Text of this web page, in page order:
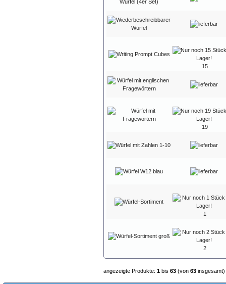
15
19
1
2
angezeigte Produkte: 1 bis 63 (von 63 insgesamt)